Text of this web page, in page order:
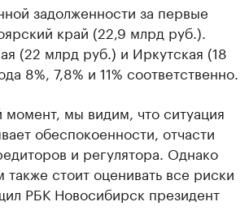
задолженности за первые
край (22,9 млрд руб.).
(22 млрд руб.) и Иркутская (18
8%, 7,8% и 11% соответственно.
момент, мы видим, что ситуация
обеспокоенности, отчасти
и регулятора. Однако
стоит оценивать все риски
РБК Новосибирск президент